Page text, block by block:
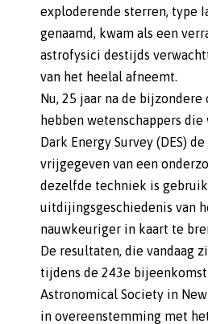
exploderende sterren, type
genaamd, kwam als een
astrofysici destijds
van het heelal afneemt.
Nu, 25 jaar na de bijzondere
hebben wetenschappers die
Dark Energy Survey (DES)
vrijgegeven van een
dezelfde techniek is
uitdijingsgeschiedenis van
nauwkeuriger in kaart te
De resultaten, die vandaag
tijdens de 243e
Astronomical Society in
in overeenstemming met